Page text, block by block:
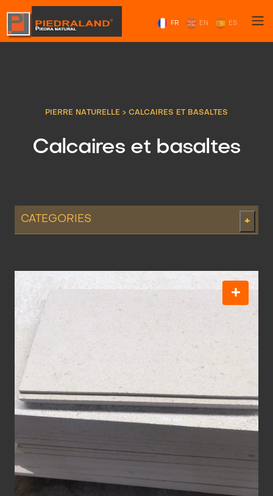
ES
EN
FR
PIERRE NATURELLE > CALCAIRES ET BASALTES
Calcaires et basaltes
CATEGORIES +